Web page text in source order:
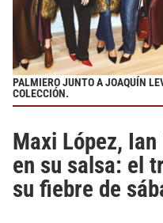
PALMIERO JUNTO A JOAQUÍN
COLECCIÓN.
Maxi López,
en su salsa: el
su fiebre de